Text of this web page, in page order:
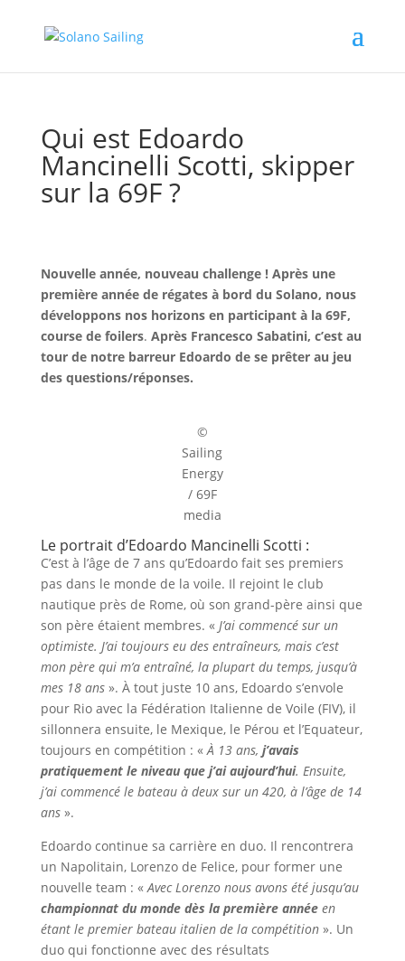
Qui est Edoardo
Mancinelli Scotti, skipper
sur la 69F ?
Nouvelle année, nouveau challenge ! Après une
première année de régates à bord du Solano, nous
développons nos horizons en participant à la 69F,
course de foilers. Après Francesco Sabatini, c’est au
tour de notre barreur Edoardo de se prêter au jeu
des questions/réponses.
©
Sailing
Energy
/ 69F
media
Le portrait d’Edoardo Mancinelli Scotti :
C’est à l’âge de 7 ans qu’Edoardo fait ses premiers
pas dans le monde de la voile. Il rejoint le club
nautique près de Rome, où son grand-père ainsi que
son père étaient membres. « J’ai commencé sur un
optimiste. J’ai toujours eu des entraîneurs, mais c’est
mon père qui m’a entraîné, la plupart du temps, jusqu’à
mes 18 ans». À tout juste 10 ans, Edoardo s’envole
pour Rio avec la Fédération Italienne de Voile (FIV), il
sillonnera ensuite, le Mexique, le Pérou et l’Equateur,
toujours en compétition : «À 13 ans, j’avais
pratiquement le niveau que j’ai aujourd’hui. Ensuite,
j’ai commencé le bateau à deux sur un 420, à l’âge de 14
ans».
Edoardo continue sa carrière en duo. Il rencontrera
un Napolitain, Lorenzo de Felice, pour former une
nouvelle team : «Avec Lorenzo nous avons été jusqu’au
championnat du monde dès la première annéeen
étant le premier bateau italien de la compétition». Un
duo qui fonctionne avec des résultats